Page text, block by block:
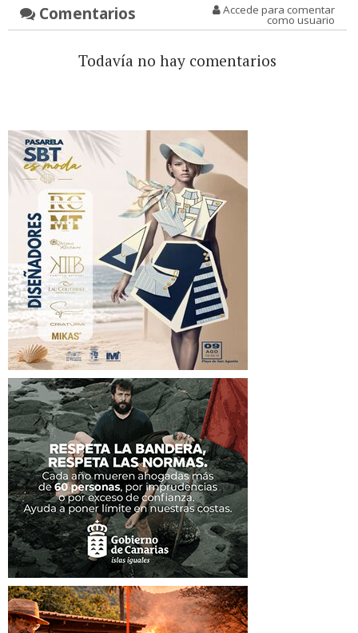
Comentarios Accede para comentar
como usuario
Todavía no hay comentarios